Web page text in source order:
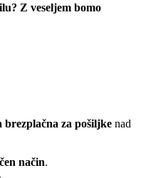
Z veseljem bomo
brezplačna za pošiljke nad
način.